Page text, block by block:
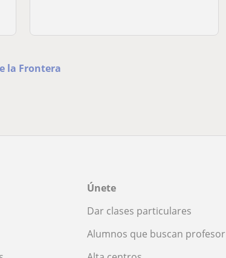
la Frontera
Únete
Dar clases particulares
Alumnos que buscan profesor